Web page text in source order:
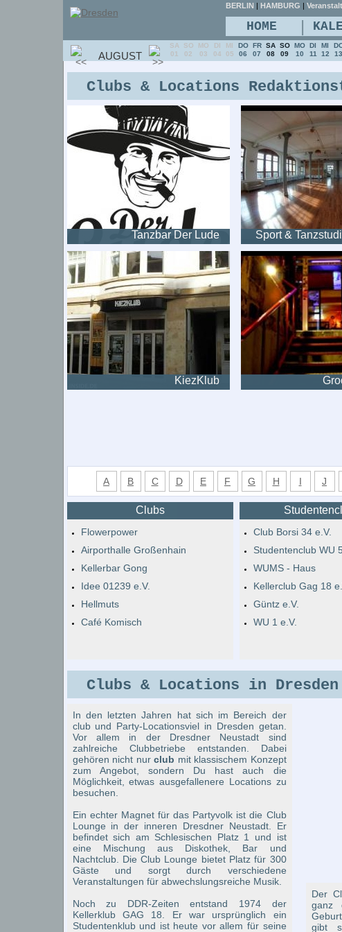
Clubs & Locations
Tanzbar Der Lude Sport &
KiezKlub
A B C D E F G H I J
Clubs
Flowerpower
Airporthalle Großenhain
Kellerbar Gong
Idee 01239 e.V.
Hellmuts
Café Komisch
Club Borsi 34 e.V.
Studentenclub WU
WUMS - Haus
Kellerclub Gag 18
Güntz e.V.
WU 1 e.V.
Clubs & Locations in Dresden
In den letzten Jahren hat sich im Bereich der
club und Party-Locationsviel in Dresden getan.
Vor allem in der Dresdner Neustadt sind
zahlreiche Clubbetriebe entstanden. Dabei
gehören nicht nur club mit klassischem Konzept
zum Angebot, sondern Du hast auch die
Möglichkeit, etwas ausgefallenere Locations zu
besuchen.
Ein echter Magnet für das Partyvolk ist die Club
Lounge in der inneren Dresdner Neustadt. Er
befindet sich am Schlesischen Platz 1 und ist
eine Mischung aus Diskothek, Bar und
Nachtclub. Die Club Lounge bietet Platz für 300
Gäste und sorgt durch verschiedene
Veranstaltungen für abwechslungsreiche Musik.
Noch zu DDR-Zeiten entstand 1974 der
Kellerklub GAG 18. Er war ursprünglich ein
Studentenklub und ist heute vor allem für seine
Der
ganz
gibt
BERLIN | HAMBURG |
HOME |
AUGUST
SA
01
SO
02
MO
03
DI
04
MI
05
DO
06
FR
07
SA
08
SO
09
MO
10
DI
11
MI
12
13